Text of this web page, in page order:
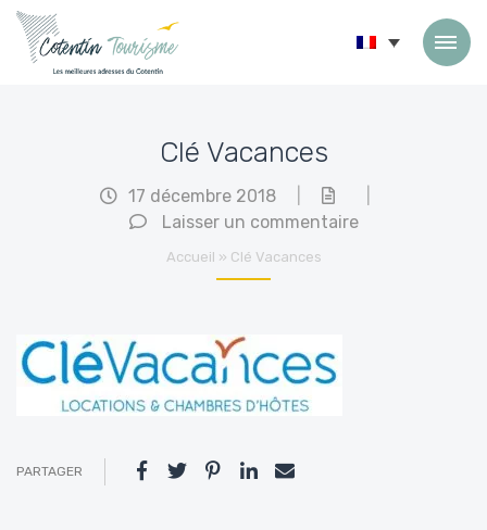
Clé Vacances
17 décembre 2018
Laisser un commentaire
Accueil » Clé Vacances
PARTAGER